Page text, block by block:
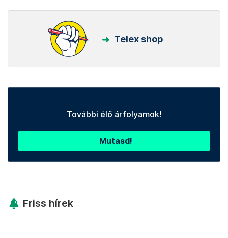
Telex shop
További élő árfolyamok!
Mutasd!
Friss hírek